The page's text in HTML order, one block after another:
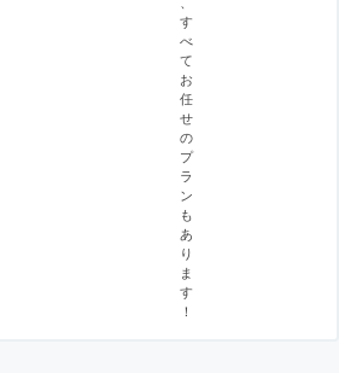
す
べ
て
お
任
せ
の
プ
ラ
ン
も
あ
り
ま
す
！